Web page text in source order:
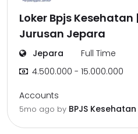
Loker Bpjs Kesehatan
Jurusan Jepara
Jepara
Full Time
4.500.000 - 15.000.000
Accounts
5mo ago by BPJS Kesehatan